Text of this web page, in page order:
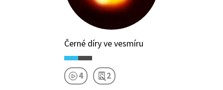
Černé díry ve vesmíru
4 2